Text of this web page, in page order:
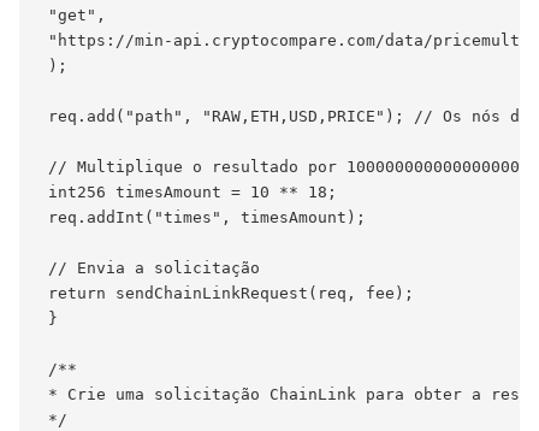
"get",
"https://min-api.cryptocompare.com/data/
);
req.add("path", "RAW,ETH,USD,PRICE"); // Os nós
// Multiplique o resultado por 1000000000000000000
int256 timesAmount = 10 ** 18;
req.addInt("times", timesAmount);
// Envia a solicitação
return sendChainLinkRequest(req, fee);
}
/**
* Crie uma solicitação ChainLink para obter a
*/